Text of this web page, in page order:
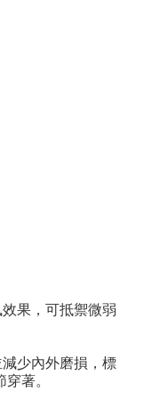
果，可抵禦微弱
少內外磨損，標
著。